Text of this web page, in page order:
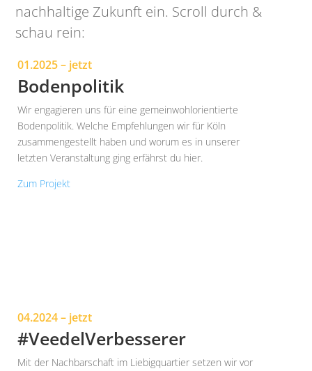
nachhaltige Zukunft ein. Scroll durch &
schau rein:
01.2025 – jetzt
Bodenpolitik
Wir engagieren uns für eine gemeinwohlorientierte
Bodenpolitik. Welche Empfehlungen wir für Köln
zusammengestellt haben und worum es in unserer
letzten Veranstaltung ging erfährst du hier.
Zum Projekt
04.2024 – jetzt
#VeedelVerbesserer
Mit der Nachbarschaft im Liebigquartier setzen wir vor